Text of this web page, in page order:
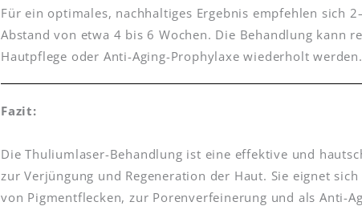
Für ein optimales, nachhaltiges Ergebnis empfehlen sich
Abstand von etwa 4 bis 6 Wochen. Die Behandlung kann
Hautpflege oder Anti-Aging-Prophylaxe wiederholt werden.
Fazit:
Die Thuliumlaser-Behandlung ist eine effektive und
zur Verjüngung und Regeneration der Haut. Sie eignet
von Pigmentflecken, zur Porenverfeinerung und als Anti-